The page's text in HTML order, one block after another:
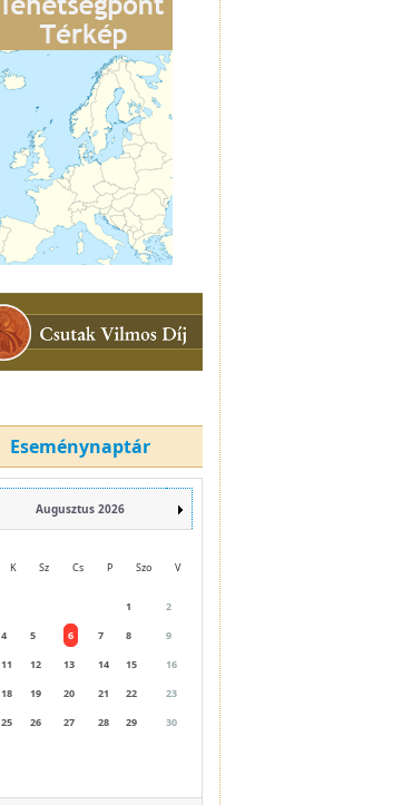
Eseménynaptár
Augusztus 2026
K Sz Cs P Szo V
1
2
4 5 6 7 8
9
11 12 13 14 15
16
18 19 20 21 22
23
25 26 27 28 29
30